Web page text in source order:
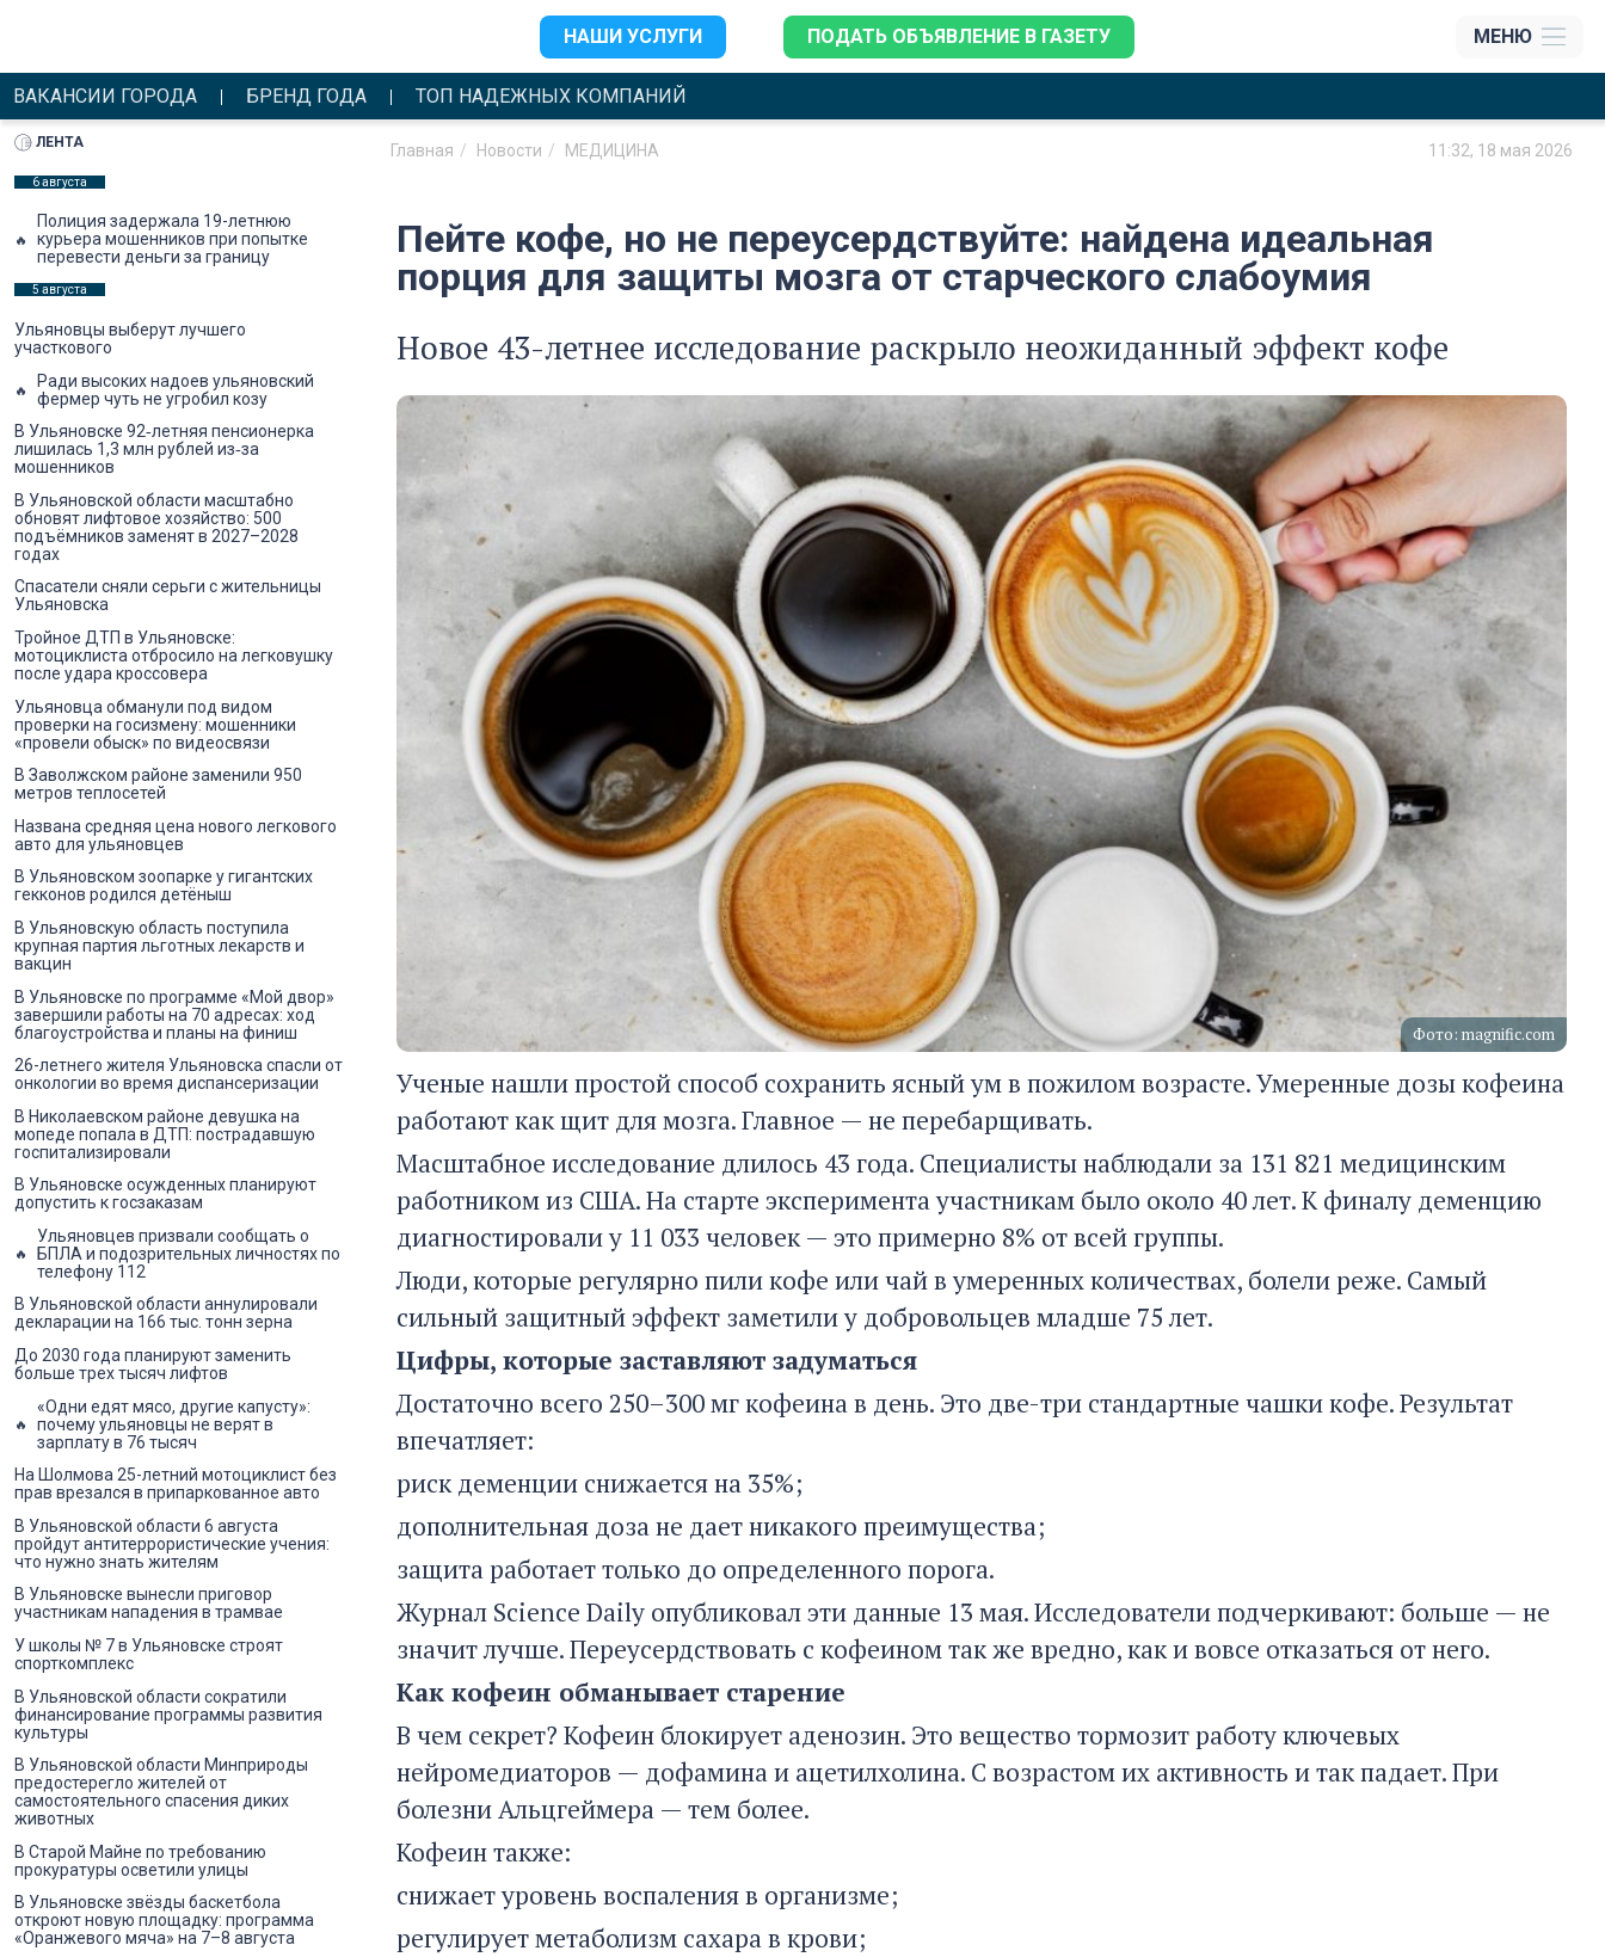
НАШИ УСЛУГИ ПОДАТЬ ОБЪЯВЛЕНИЕ В ГАЗЕТУ МЕНЮ
ВАКАНСИИ ГОРОДА БРЕНД ГОДА ТОП НАДЕЖНЫХ КОМПАНИЙ
Главная Новости МЕДИЦИНА 11:32, 18 мая 2026
Пейте кофе, но не переусердствуйте: найдена идеальная
порция для защиты мозга от старческого слабоумия
Новое 43-летнее исследование раскрыло неожиданный эффект кофе
Фото: magnific.com
Ученые нашли простой способ сохранить ясный ум в пожилом возрасте. Умеренные дозы кофеина
работают как щит для мозга. Главное — не перебарщивать.
Масштабное исследование длилось 43 года. Специалисты наблюдали за 131 821 медицинским
работником из США. На старте эксперимента участникам было около 40 лет. К финалу деменцию
диагностировали у 11 033 человек — это примерно 8% от всей группы.
Люди, которые регулярно пили кофе или чай в умеренных количествах, болели реже. Самый
сильный защитный эффект заметили у добровольцев младше 75 лет.
Цифры, которые заставляют задуматься
Достаточно всего 250–300 мг кофеина в день. Это две-три стандартные чашки кофе. Результат
впечатляет:
риск деменции снижается на 35%;
дополнительная доза не дает никакого преимущества;
защита работает только до определенного порога.
Журнал Science Daily опубликовал эти данные 13 мая. Исследователи подчеркивают: больше — не
значит лучше. Переусердствовать с кофеином так же вредно, как и вовсе отказаться от него.
Как кофеин обманывает старение
В чем секрет? Кофеин блокирует аденозин. Это вещество тормозит работу ключевых
нейромедиаторов — дофамина и ацетилхолина. С возрастом их активность и так падает. При
болезни Альцгеймера — тем более.
Кофеин также:
снижает уровень воспаления в организме;
регулирует метаболизм сахара в крови;
ЛЕНТА
6 августа
Полиция задержала 19-летнюю
курьера мошенников при попытке
перевести деньги за границу
5 августа
Ульяновцы выберут лучшего
участкового
Ради высоких надоев ульяновский
фермер чуть не угробил козу
В Ульяновске 92‑летняя пенсионерка
лишилась 1,3 млн рублей из‑за
мошенников
В Ульяновской области масштабно
обновят лифтовое хозяйство: 500
подъёмников заменят в 2027–2028
годах
Спасатели сняли серьги с жительницы
Ульяновска
Тройное ДТП в Ульяновске:
мотоциклиста отбросило на легковушку
после удара кроссовера
Ульяновца обманули под видом
проверки на госизмену: мошенники
«провели обыск» по видеосвязи
В Заволжском районе заменили 950
метров теплосетей
Названа средняя цена нового легкового
авто для ульяновцев
В Ульяновском зоопарке у гигантских
гекконов родился детёныш
В Ульяновскую область поступила
крупная партия льготных лекарств и
вакцин
В Ульяновске по программе «Мой двор»
завершили работы на 70 адресах: ход
благоустройства и планы на финиш
26-летнего жителя Ульяновска спасли от
онкологии во время диспансеризации
В Николаевском районе девушка на
мопеде попала в ДТП: пострадавшую
госпитализировали
В Ульяновске осужденных планируют
допустить к госзаказам
Ульяновцев призвали сообщать о
БПЛА и подозрительных личностях по
телефону 112
В Ульяновской области аннулировали
декларации на 166 тыс. тонн зерна
До 2030 года планируют заменить
больше трех тысяч лифтов
«Одни едят мясо, другие капусту»:
почему ульяновцы не верят в
зарплату в 76 тысяч
На Шолмова 25-летний мотоциклист без
прав врезался в припаркованное авто
В Ульяновской области 6 августа
пройдут антитеррористические учения:
что нужно знать жителям
В Ульяновске вынесли приговор
участникам нападения в трамвае
У школы № 7 в Ульяновске строят
спорткомплекс
В Ульяновской области сократили
финансирование программы развития
культуры
В Ульяновской области Минприроды
предостерегло жителей от
самостоятельного спасения диких
животных
В Старой Майне по требованию
прокуратуры осветили улицы
В Ульяновске звёзды баскетбола
откроют новую площадку: программа
«Оранжевого мяча» на 7–8 августа